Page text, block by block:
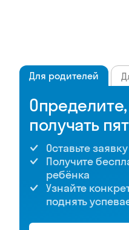
Для родителей
получать
Оставьте
Получите
ребёнка
Узнайте
поднять